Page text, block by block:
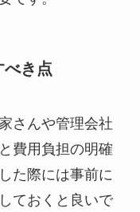
べき点
さんや管理会社
費用負担の明確
た際には事前に
ておくと良いで